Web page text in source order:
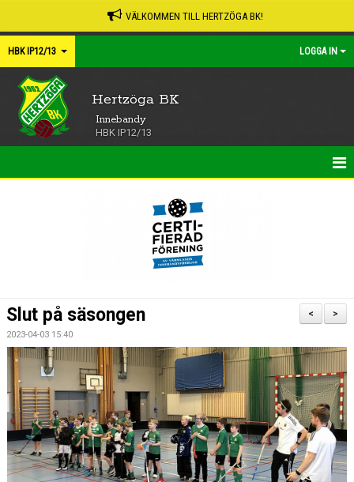
VÄLKOMMEN TILL HERTZÖGA BK!
HBK IP12/13 LOGGA IN
Hertzöga BK
Innebandy
HBK IP12/13
TRUPPEN
BILDGALLERI
DOKUMENT
KONTAKT
>
<
Slut på säsongen
2023-04-03 15:40